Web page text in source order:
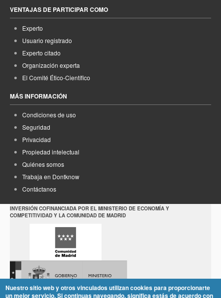
VENTAJAS DE PARTICIPAR COMO
Experto
Usuario registrado
Experto citado
Organización experta
El Comité Ético-Científico
MÁS INFORMACIÓN
Condiciones de uso
Seguridad
Privacidad
Propiedad intelectual
Quiénes somos
Trabaja en Dontknow
Contáctanos
INVERSIÓN COFINANCIADA POR EL MINISTERIO DE ECONOMÍA Y
COMPETITIVIDAD Y LA COMUNIDAD DE MADRID
Nuestro sitio web y otros vinculados utilizan cookies para proporcionarte
un mejor servicio. Si continuas navegando, significa estás de acuerdo con